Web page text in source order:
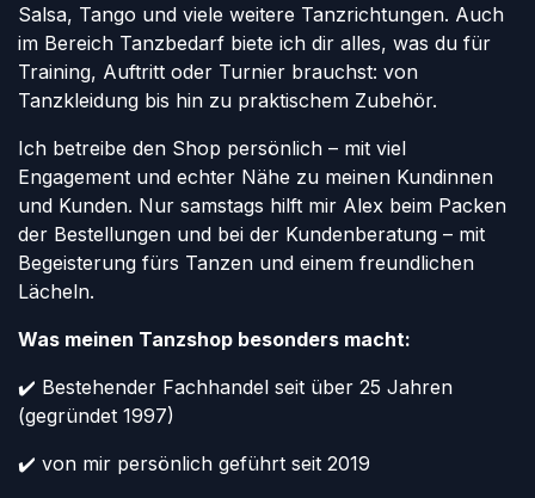
Salsa, Tango und viele weitere Tanzrichtungen. Auch
im Bereich Tanzbedarf biete ich dir alles, was du für
Training, Auftritt oder Turnier brauchst: von
Tanzkleidung bis hin zu praktischem Zubehör.
Ich betreibe den Shop persönlich – mit viel
Engagement und echter Nähe zu meinen Kundinnen
und Kunden. Nur samstags hilft mir Alex beim Packen
der Bestellungen und bei der Kundenberatung – mit
Begeisterung fürs Tanzen und einem freundlichen
Lächeln.
Was meinen Tanzshop besonders macht:
✔️ Bestehender Fachhandel seit über 25 Jahren
(gegründet 1997)
✔️ von mir persönlich geführt seit 2019